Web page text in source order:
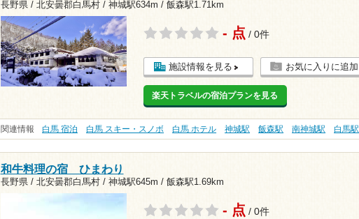
長野県 / 北安曇郡白馬村 / 神城駅634m / 飯森駅1.71km
- 点 / 0件
施設情報を見る お気に入りに追加
楽天トラベルの宿泊プランを見る
関連情報 白馬 宿泊 白馬 スキー・スノボ 白馬 ホテル 神城駅 飯森駅 南神城駅 白馬駅
和牛料理の宿 ひまわり
長野県 / 北安曇郡白馬村 / 神城駅645m / 飯森駅1.69km
- 点 / 0件